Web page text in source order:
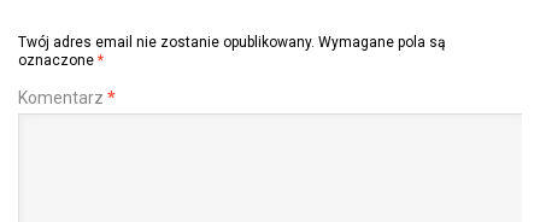
Twój adres email nie zostanie opublikowany. Wymagane pola są
oznaczone *
Komentarz *